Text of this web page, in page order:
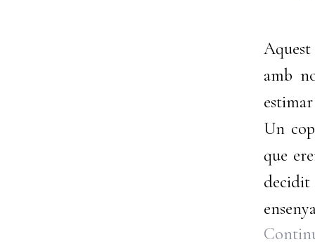
amb
Un
que